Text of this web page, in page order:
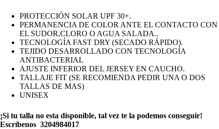
PROTECCIÓN SOLAR UPF 30+.
PERMANENCIA DE COLOR ANTE EL CONTACTO CON
EL SUDOR,CLORO O AGUA SALADA..
TECNOLOGÍA FAST DRY (SECADO RÁPIDO).
TEJIDO DESARROLLADO CON TECNOLOGÍA
ANTIBACTERIAL
AJUSTE INFERIOR DEL JERSEY EN CAUCHO.
TALLAJE FIT (SE RECOMIENDA PEDIR UNA O DOS
TALLAS DE MAS)
UNISEX
¡Si tu talla no esta disponible, tal vez te la podemos conseguir!
Escríbenos 3204984017